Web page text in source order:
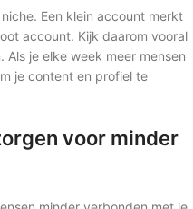
Een klein account merkt
account. Kijk daarom vooral
je elke week meer mensen
je content en profiel te
voor minder